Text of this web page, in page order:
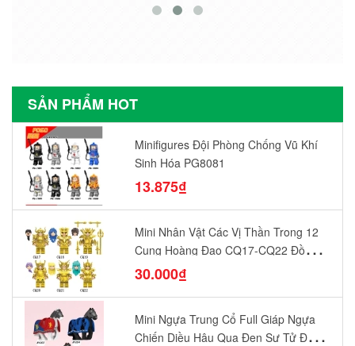
SẢN PHẨM HOT
Minifigures Đội Phòng Chống Vũ Khí
Sinh Hóa PG8081
13.875₫
Mini Nhân Vật Các Vị Thần Trong 12
Cung Hoàng Đạo CQ17-CQ22 Đồ
Chơi Lắp Ráp Mô Hình Yêu Thích
30.000₫
Mini Ngựa Trung Cổ Full Giáp Ngựa
Chiến Diều Hâu Quạ Đen Sư Tử Đỏ